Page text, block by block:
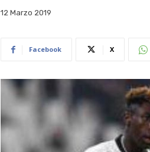
12 Marzo 2019
Facebook X